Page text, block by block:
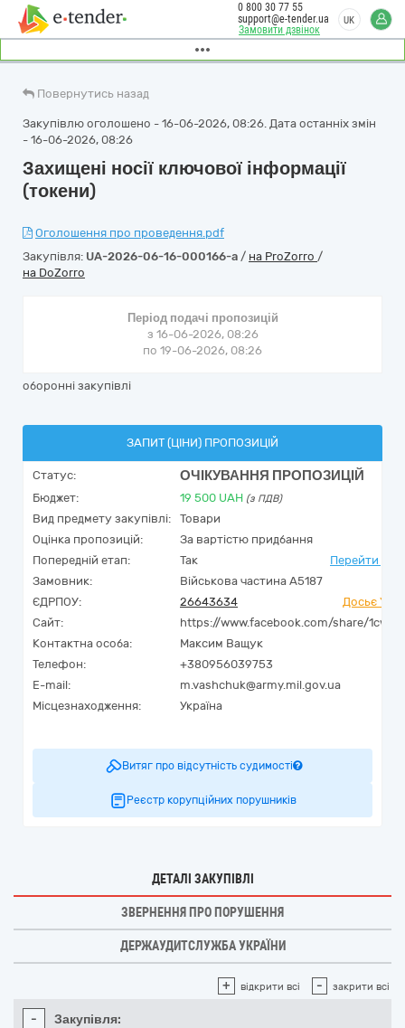
Замовити дзвінок
0 800 30 77 55
support@e-tender.ua
UK
Повернутись назад
Закупівлю оголошено - 16-06-2026, 08:26. Дата останніх змін
- 16-06-2026, 08:26
Захищені носії ключової інформації
(токени)
Оголошення про проведення.pdf
Закупівля: UA-2026-06-16-000166-a / на ProZorro /
на DoZorro
Період подачі пропозицій
з 16-06-2026, 08:26
по 19-06-2026, 08:26
оборонні закупівлі
ЗАПИТ (ЦІНИ) ПРОПОЗИЦІЙ
Статус: ОЧІКУВАННЯ ПРОПОЗИЦІЙ
Бюджет: 19 500 UAH (з ПДВ)
Вид предмету закупівлі:
Товари
Оцінка пропозицій:
За вартістю придбання
Попередній етап:
Так
Перейти до
Замовник:
Військова частина А5187
ЄДРПОУ:
26643634
Досьє
Сайт:
https://www.facebook.com/share/
Контактна особа:
Максим Ващук
Телефон:
+380956039753
E-mail:
m.vashchuk@army.mil.gov.ua
Місцезнаходження:
Україна
Витяг про відсутність судимості
Реєстр корупційних порушників
ДЕТАЛІ ЗАКУПІВЛІ
ЗВЕРНЕННЯ ПРО ПОРУШЕННЯ
ДЕРЖАУДИТСЛУЖБА УКРАЇНИ
+ відкрити всі - закрити всі
- Закупівля: